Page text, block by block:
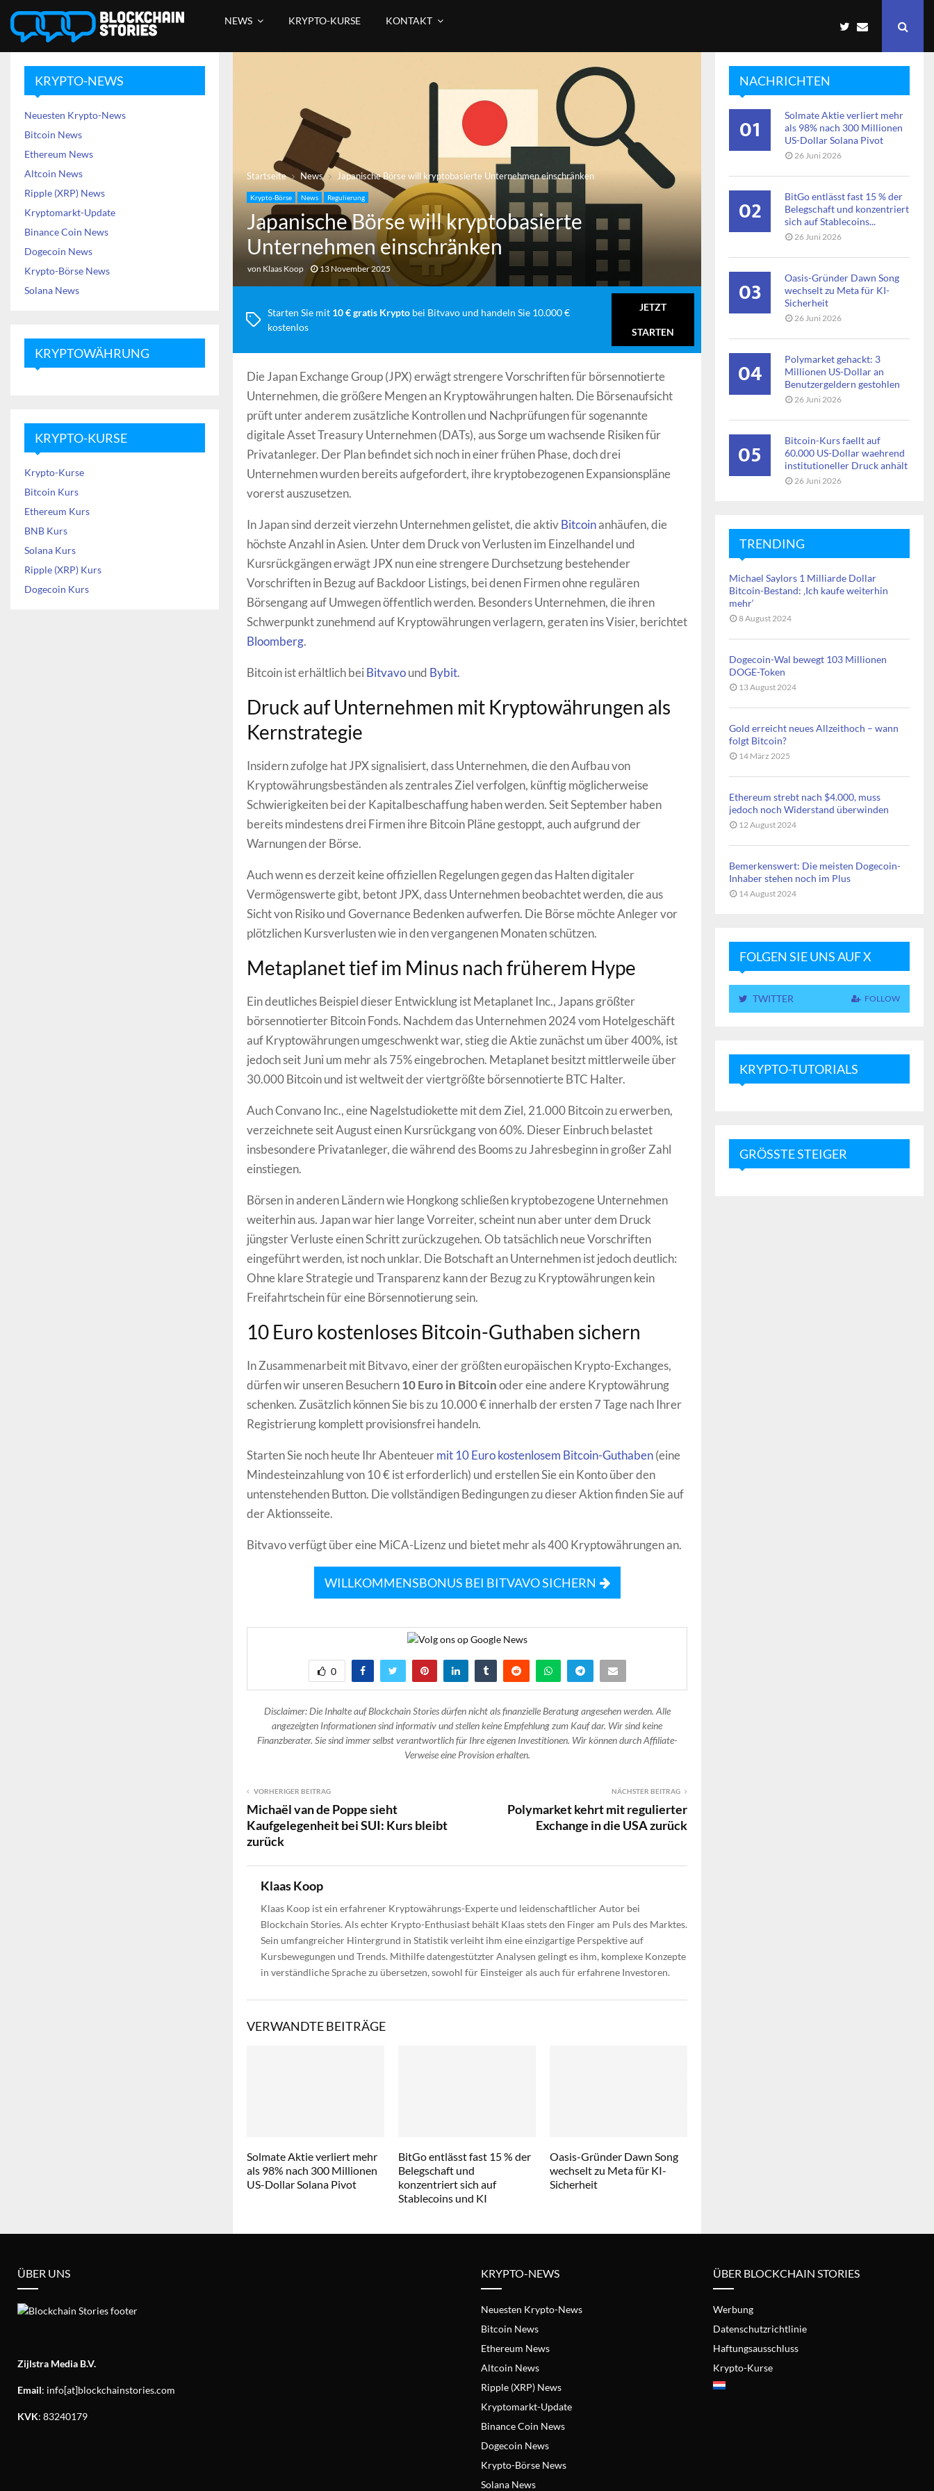
NEWS KRYPTO-KURSE KONTAKT
Startseite News Japanische Börse will kryptobasierte Unternehmen einschränken
Krypto-Börse News Regulierung
Japanische Börse will kryptobasierte
Unternehmen einschränken
von Klaas Koop 13 November 2025
Starten Sie mit 10 € gratis Krypto bei Bitvavo und handeln Sie 10.000 €
kostenlos
JETZT
STARTEN
Die Japan Exchange Group (JPX) erwägt strengere Vorschriften für börsennotierte
Unternehmen, die größere Mengen an Kryptowährungen halten. Die Börsenaufsicht
prüft unter anderem zusätzliche Kontrollen und Nachprüfungen für sogenannte
digitale Asset Treasury Unternehmen (DATs), aus Sorge um wachsende Risiken für
Privatanleger. Der Plan befindet sich noch in einer frühen Phase, doch drei
Unternehmen wurden bereits aufgefordert, ihre kryptobezogenen Expansionspläne
vorerst auszusetzen.
In Japan sind derzeit vierzehn Unternehmen gelistet, die aktivBitcoinanhäufen, die
höchste Anzahl in Asien. Unter dem Druck von Verlusten im Einzelhandel und
Kursrückgängen erwägt JPX nun eine strengere Durchsetzung bestehender
Vorschriften in Bezug auf Backdoor Listings, bei denen Firmen ohne regulären
Börsengang auf Umwegen öffentlich werden. Besonders Unternehmen, die ihren
Schwerpunkt zunehmend auf Kryptowährungen verlagern, geraten ins Visier, berichtet
Bloomberg.
Bitcoin ist erhältlich bei Bitvavound Bybit.
Druck auf Unternehmen mit Kryptowährungen als
Kernstrategie
Insidern zufolge hat JPX signalisiert, dass Unternehmen, die den Aufbau von
Kryptowährungsbeständen als zentrales Ziel verfolgen, künftig möglicherweise
Schwierigkeiten bei der Kapitalbeschaffung haben werden. Seit September haben
bereits mindestens drei Firmen ihre Bitcoin Pläne gestoppt, auch aufgrund der
Warnungen der Börse.
Auch wenn es derzeit keine offiziellen Regelungen gegen das Halten digitaler
Vermögenswerte gibt, betont JPX, dass Unternehmen beobachtet werden, die aus
Sicht von Risiko und Governance Bedenken aufwerfen. Die Börse möchte Anleger vor
plötzlichen Kursverlusten wie in den vergangenen Monaten schützen.
Metaplanet tief im Minus nach früherem Hype
Ein deutliches Beispiel dieser Entwicklung ist Metaplanet Inc., Japans größter
börsennotierter Bitcoin Fonds. Nachdem das Unternehmen 2024 vom Hotelgeschäft
auf Kryptowährungen umgeschwenkt war, stieg die Aktie zunächst um über 400%, ist
jedoch seit Juni um mehr als 75% eingebrochen. Metaplanet besitzt mittlerweile über
30.000 Bitcoin und ist weltweit der viertgrößte börsennotierte BTC Halter.
Auch Convano Inc., eine Nagelstudiokette mit dem Ziel, 21.000 Bitcoin zu erwerben,
verzeichnete seit August einen Kursrückgang von 60%. Dieser Einbruch belastet
insbesondere Privatanleger, die während des Booms zu Jahresbeginn in großer Zahl
einstiegen.
Börsen in anderen Ländern wie Hongkong schließen kryptobezogene Unternehmen
weiterhin aus. Japan war hier lange Vorreiter, scheint nun aber unter dem Druck
jüngster Verluste einen Schritt zurückzugehen. Ob tatsächlich neue Vorschriften
eingeführt werden, ist noch unklar. Die Botschaft an Unternehmen ist jedoch deutlich:
Ohne klare Strategie und Transparenz kann der Bezug zu Kryptowährungen kein
Freifahrtschein für eine Börsennotierung sein.
10 Euro kostenloses Bitcoin-Guthaben sichern
In Zusammenarbeit mit Bitvavo, einer der größten europäischen Krypto-Exchanges,
dürfen wir unseren Besuchern10 Euro in Bitcoinoder eine andere Kryptowährung
schenken. Zusätzlich können Sie bis zu 10.000 € innerhalb der ersten 7 Tage nach Ihrer
Registrierung komplett provisionsfrei handeln.
Starten Sie noch heute Ihr Abenteuermit 10 Euro kostenlosem Bitcoin-Guthaben(eine
Mindesteinzahlung von 10 € ist erforderlich) und erstellen Sie ein Konto über den
untenstehenden Button. Die vollständigen Bedingungen zu dieser Aktion finden Sie auf
der Aktionsseite.
Bitvavo verfügt über eine MiCA-Lizenz und bietet mehr als 400 Kryptowährungen an.
WILLKOMMENSBONUS BEI BITVAVO SICHERN
0
Disclaimer: Die Inhalte auf Blockchain Stories dürfen nicht als finanzielle Beratung angesehen werden. Alle
angezeigten Informationen sind informativ und stellen keine Empfehlung zum Kauf dar. Wir sind keine
Finanzberater. Sie sind immer selbst verantwortlich für Ihre eigenen Investitionen. Wir können durch Affiliate-
Verweise eine Provision erhalten.
VORHERIGER BEITRAG
Michaël van de Poppe sieht
Kaufgelegenheit bei SUI: Kurs bleibt
zurück
NÄCHSTER BEITRAG
Polymarket kehrt mit regulierter
Exchange in die USA zurück
Klaas Koop
Klaas Koop ist ein erfahrener Kryptowährungs-Experte und leidenschaftlicher Autor bei
Blockchain Stories. Als echter Krypto-Enthusiast behält Klaas stets den Finger am Puls des Marktes.
Sein umfangreicher Hintergrund in Statistik verleiht ihm eine einzigartige Perspektive auf
Kursbewegungen und Trends. Mithilfe datengestützter Analysen gelingt es ihm, komplexe Konzepte
in verständliche Sprache zu übersetzen, sowohl für Einsteiger als auch für erfahrene Investoren.
VERWANDTE BEITRÄGE
Solmate Aktie verliert mehr
als 98% nach 300 Millionen
US-Dollar Solana Pivot
BitGo entlässt fast 15 % der
Belegschaft und
konzentriert sich auf
Stablecoins und KI
Oasis-Gründer Dawn Song
wechselt zu Meta für KI-
Sicherheit
KRYPTO-NEWS
Neuesten Krypto-News
Bitcoin News
Ethereum News
Altcoin News
Ripple (XRP) News
Kryptomarkt-Update
Binance Coin News
Dogecoin News
Krypto-Börse News
Solana News
KRYPTOWÄHRUNG
KRYPTO-KURSE
Krypto-Kurse
Bitcoin Kurs
Ethereum Kurs
BNB Kurs
Solana Kurs
Ripple (XRP) Kurs
Dogecoin Kurs
NACHRICHTEN
01
Solmate Aktie verliert mehr
als 98% nach 300 Millionen
US-Dollar Solana Pivot
26 Juni 2026
02
BitGo entlässt fast 15 % der
Belegschaft und konzentriert
sich auf Stablecoins...
26 Juni 2026
03
Oasis-Gründer Dawn Song
wechselt zu Meta für KI-
Sicherheit
26 Juni 2026
04
Polymarket gehackt: 3
Millionen US-Dollar an
Benutzergeldern gestohlen
26 Juni 2026
05
Bitcoin-Kurs faellt auf
60.000 US-Dollar waehrend
institutioneller Druck anhält
26 Juni 2026
TRENDING
Michael Saylors 1 Milliarde Dollar
Bitcoin-Bestand: ‚Ich kaufe weiterhin
mehr‘
8 August 2024
Dogecoin-Wal bewegt 103 Millionen
DOGE-Token
13 August 2024
Gold erreicht neues Allzeithoch – wann
folgt Bitcoin?
14 März 2025
Ethereum strebt nach $4.000, muss
jedoch noch Widerstand überwinden
12 August 2024
Bemerkenswert: Die meisten Dogecoin-
Inhaber stehen noch im Plus
14 August 2024
FOLGEN SIE UNS AUF X
TWITTER FOLLOW
KRYPTO-TUTORIALS
GRÖSSTE STEIGER
ÜBER UNS
Zijlstra Media B.V.
Email: info[at]blockchainstories.com
KVK: 83240179
KRYPTO-NEWS
Neuesten Krypto-News
Bitcoin News
Ethereum News
Altcoin News
Ripple (XRP) News
Kryptomarkt-Update
Binance Coin News
Dogecoin News
Krypto-Börse News
Solana News
ÜBER BLOCKCHAIN STORIES
Werbung
Datenschutzrichtlinie
Haftungsausschluss
Krypto-Kurse